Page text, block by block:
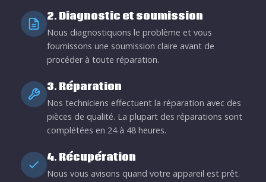
2. Diagnostic et soumission
Nous diagnostiquons le problème et vous
fournissons une soumission claire avant de
procéder à toute réparation.
3. Réparation
Nos techniciens effectuent la réparation avec des
pièces de qualité. La plupart des réparations sont
complétées en 24 à 48 heures.
4. Récupération
Nous vous avisons quand votre appareil est prêt.